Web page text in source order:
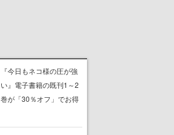
『今日もネコ様の圧が強
い』電子書籍の既刊1～2
巻が「30％オフ」でお得
たネコたちと、ネコを溺